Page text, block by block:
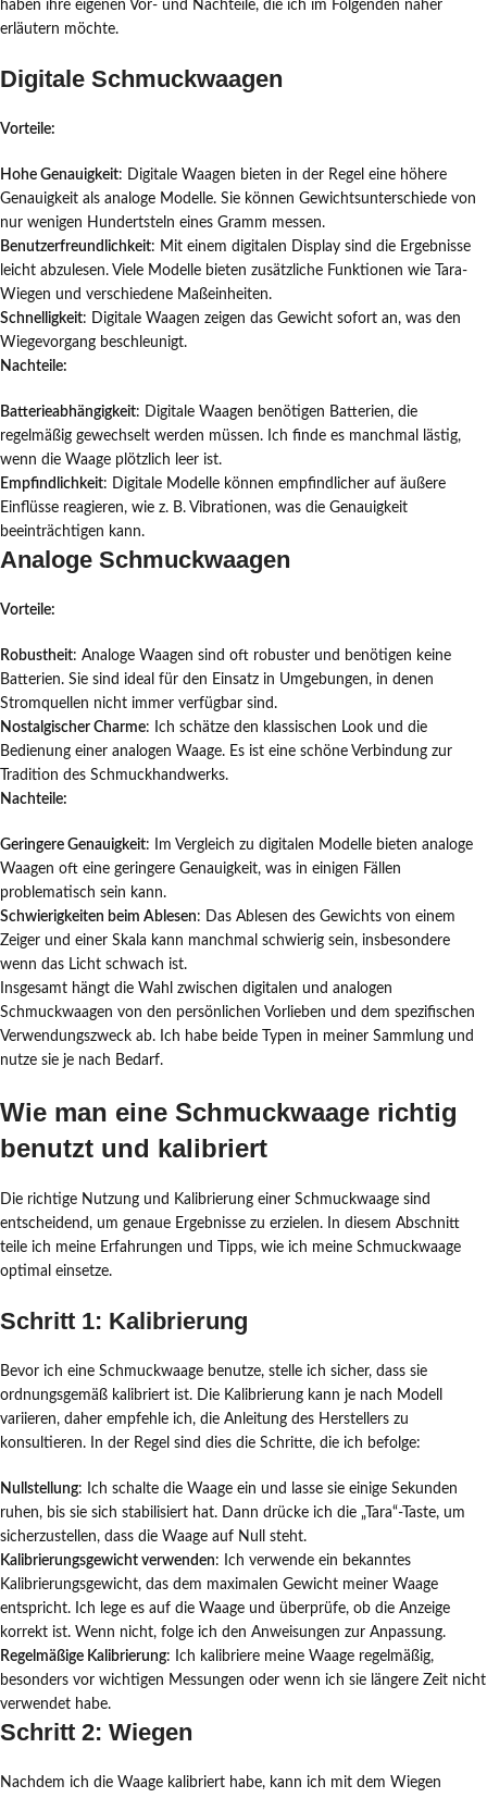
haben ihre eigenen Vor- und Nachteile, die ich im Folgenden näher
erläutern möchte.
Digitale Schmuckwaagen
Vorteile:
Hohe Genauigkeit: Digitale Waagen bieten in der Regel eine höhere
Genauigkeit als analoge Modelle. Sie können Gewichtsunterschiede von
nur wenigen Hundertsteln eines Gramm messen.
Benutzerfreundlichkeit: Mit einem digitalen Display sind die Ergebnisse
leicht abzulesen. Viele Modelle bieten zusätzliche Funktionen wie Tara-
Wiegen und verschiedene Maßeinheiten.
Schnelligkeit: Digitale Waagen zeigen das Gewicht sofort an, was den
Wiegevorgang beschleunigt.
Nachteile:
Batterieabhängigkeit: Digitale Waagen benötigen Batterien, die
regelmäßig gewechselt werden müssen. Ich finde es manchmal lästig,
wenn die Waage plötzlich leer ist.
Empfindlichkeit: Digitale Modelle können empfindlicher auf äußere
Einflüsse reagieren, wie z. B. Vibrationen, was die Genauigkeit
beeinträchtigen kann.
Analoge Schmuckwaagen
Vorteile:
Robustheit: Analoge Waagen sind oft robuster und benötigen keine
Batterien. Sie sind ideal für den Einsatz in Umgebungen, in denen
Stromquellen nicht immer verfügbar sind.
Nostalgischer Charme: Ich schätze den klassischen Look und die
Bedienung einer analogen Waage. Es ist eine schöne Verbindung zur
Tradition des Schmuckhandwerks.
Nachteile:
Geringere Genauigkeit: Im Vergleich zu digitalen Modelle bieten analoge
Waagen oft eine geringere Genauigkeit, was in einigen Fällen
problematisch sein kann.
Schwierigkeiten beim Ablesen: Das Ablesen des Gewichts von einem
Zeiger und einer Skala kann manchmal schwierig sein, insbesondere
wenn das Licht schwach ist.
Insgesamt hängt die Wahl zwischen digitalen und analogen
Schmuckwaagen von den persönlichen Vorlieben und dem spezifischen
Verwendungszweck ab. Ich habe beide Typen in meiner Sammlung und
nutze sie je nach Bedarf.
Wie man eine Schmuckwaage richtig
benutzt und kalibriert
Die richtige Nutzung und Kalibrierung einer Schmuckwaage sind
entscheidend, um genaue Ergebnisse zu erzielen. In diesem Abschnitt
teile ich meine Erfahrungen und Tipps, wie ich meine Schmuckwaage
optimal einsetze.
Schritt 1: Kalibrierung
Bevor ich eine Schmuckwaage benutze, stelle ich sicher, dass sie
ordnungsgemäß kalibriert ist. Die Kalibrierung kann je nach Modell
variieren, daher empfehle ich, die Anleitung des Herstellers zu
konsultieren. In der Regel sind dies die Schritte, die ich befolge:
Nullstellung: Ich schalte die Waage ein und lasse sie einige Sekunden
ruhen, bis sie sich stabilisiert hat. Dann drücke ich die „Tara“-Taste, um
sicherzustellen, dass die Waage auf Null steht.
Kalibrierungsgewicht verwenden: Ich verwende ein bekanntes
Kalibrierungsgewicht, das dem maximalen Gewicht meiner Waage
entspricht. Ich lege es auf die Waage und überprüfe, ob die Anzeige
korrekt ist. Wenn nicht, folge ich den Anweisungen zur Anpassung.
Regelmäßige Kalibrierung: Ich kalibriere meine Waage regelmäßig,
besonders vor wichtigen Messungen oder wenn ich sie längere Zeit nicht
verwendet habe.
Schritt 2: Wiegen
Nachdem ich die Waage kalibriert habe, kann ich mit dem Wiegen